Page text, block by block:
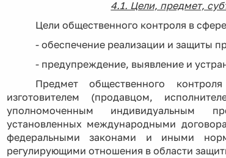
4.1. Цели, предмет,
Цели общественного контроля в
- обеспечение реализации и защиты
- предупреждение, выявление и
Предмет общественного
изготовителем (продавцом,
уполномоченным индивидуальным
установленных международными
федеральными законами и иными
регулирующими отношения в области